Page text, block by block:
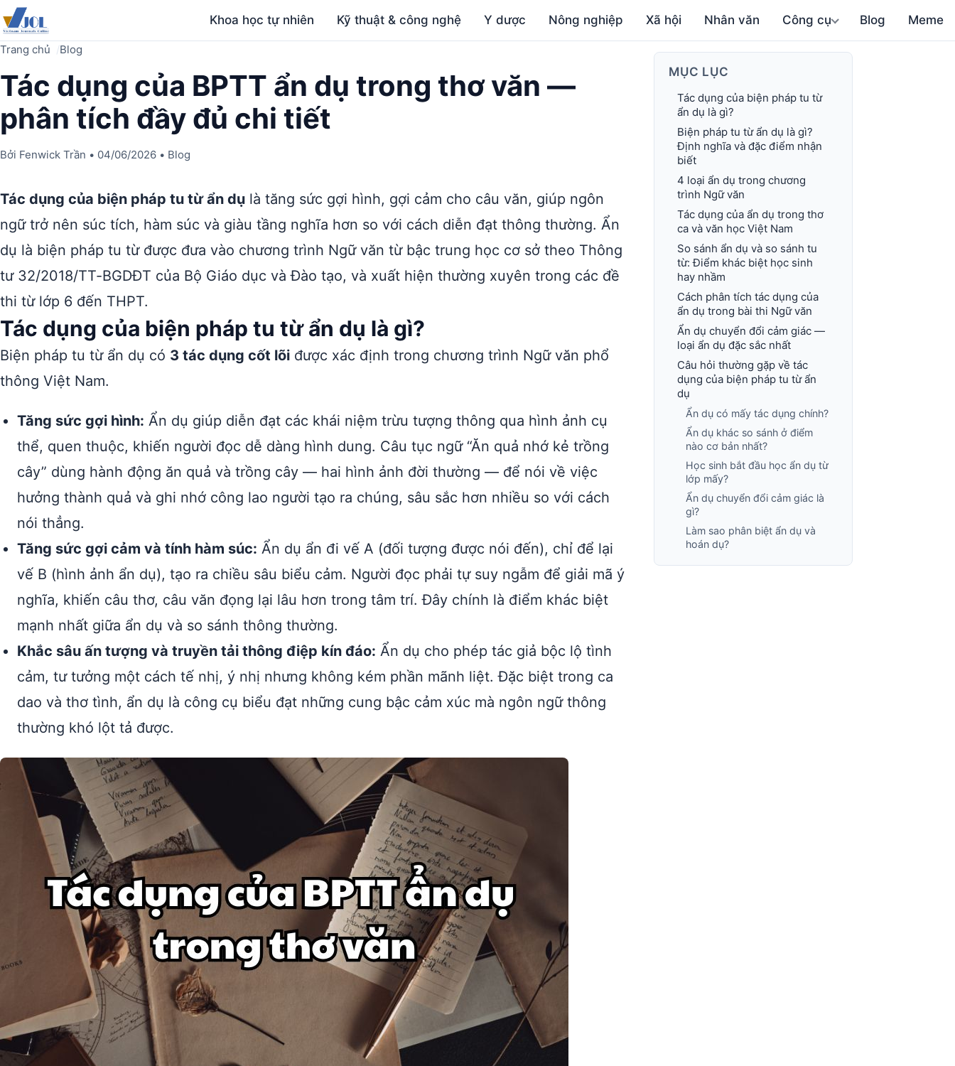
Khoa học tự nhiên Kỹ thuật & công nghệ Y dược Nông nghiệp Xã hội Nhân văn Công cụ Blog Meme
Trang chủ Blog
Tác dụng của BPTT ẩn dụ trong thơ văn —
phân tích đầy đủ chi tiết
Bởi Fenwick Trần • 04/06/2026 • Blog
Tác dụng của biện pháp tu từ ẩn dụ là tăng sức gợi hình, gợi cảm cho câu văn, giúp ngôn
ngữ trở nên súc tích, hàm súc và giàu tầng nghĩa hơn so với cách diễn đạt thông thường. Ẩn
dụ là biện pháp tu từ được đưa vào chương trình Ngữ văn từ bậc trung học cơ sở theo Thông
tư 32/2018/TT-BGDĐT của Bộ Giáo dục và Đào tạo, và xuất hiện thường xuyên trong các đề
thi từ lớp 6 đến THPT.
Tác dụng của biện pháp tu từ ẩn dụ là gì?
Biện pháp tu từ ẩn dụ có 3 tác dụng cốt lõi được xác định trong chương trình Ngữ văn phổ
thông Việt Nam.
Tăng sức gợi hình: Ẩn dụ giúp diễn đạt các khái niệm trừu tượng thông qua hình ảnh cụ
thể, quen thuộc, khiến người đọc dễ dàng hình dung. Câu tục ngữ “Ăn quả nhớ kẻ trồng
cây” dùng hành động ăn quả và trồng cây — hai hình ảnh đời thường — để nói về việc
hưởng thành quả và ghi nhớ công lao người tạo ra chúng, sâu sắc hơn nhiều so với cách
nói thẳng.
Tăng sức gợi cảm và tính hàm súc: Ẩn dụ ẩn đi vế A (đối tượng được nói đến), chỉ để lại
vế B (hình ảnh ẩn dụ), tạo ra chiều sâu biểu cảm. Người đọc phải tự suy ngẫm để giải mã ý
nghĩa, khiến câu thơ, câu văn đọng lại lâu hơn trong tâm trí. Đây chính là điểm khác biệt
mạnh nhất giữa ẩn dụ và so sánh thông thường.
Khắc sâu ấn tượng và truyền tải thông điệp kín đáo: Ẩn dụ cho phép tác giả bộc lộ tình
cảm, tư tưởng một cách tế nhị, ý nhị nhưng không kém phần mãnh liệt. Đặc biệt trong ca
dao và thơ tình, ẩn dụ là công cụ biểu đạt những cung bậc cảm xúc mà ngôn ngữ thông
thường khó lột tả được.
MỤC LỤC
Tác dụng của biện pháp tu từ
ẩn dụ là gì?
Biện pháp tu từ ẩn dụ là gì?
Định nghĩa và đặc điểm nhận
biết
4 loại ẩn dụ trong chương
trình Ngữ văn
Tác dụng của ẩn dụ trong thơ
ca và văn học Việt Nam
So sánh ẩn dụ và so sánh tu
từ: Điểm khác biệt học sinh
hay nhầm
Cách phân tích tác dụng của
ẩn dụ trong bài thi Ngữ văn
Ẩn dụ chuyển đổi cảm giác —
loại ẩn dụ đặc sắc nhất
Câu hỏi thường gặp về tác
dụng của biện pháp tu từ ẩn
dụ
Ẩn dụ có mấy tác dụng chính?
Ẩn dụ khác so sánh ở điểm
nào cơ bản nhất?
Học sinh bắt đầu học ẩn dụ từ
lớp mấy?
Ẩn dụ chuyển đổi cảm giác là
gì?
Làm sao phân biệt ẩn dụ và
hoán dụ?